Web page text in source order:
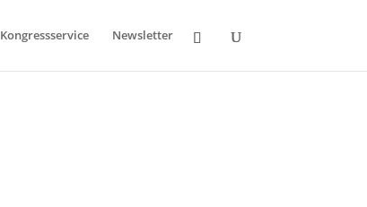
Kongressservice Newsletter